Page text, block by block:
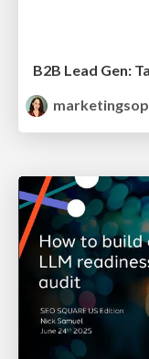
B2B Lead Gen: